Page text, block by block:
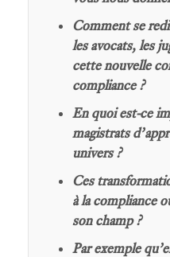
Comment se
les avocats, les
cette nouvelle
compliance ?
En quoi est-ce
magistrats
univers ?
Ces
à la compliance
son champ ?
Par exemple